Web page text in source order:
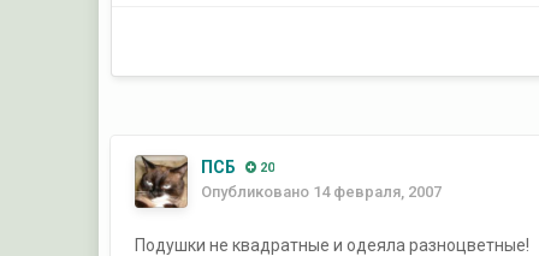
ПСБ 20
Опубликовано 14 февраля, 2007
Подушки не квадратные и одеяла разноцветные!